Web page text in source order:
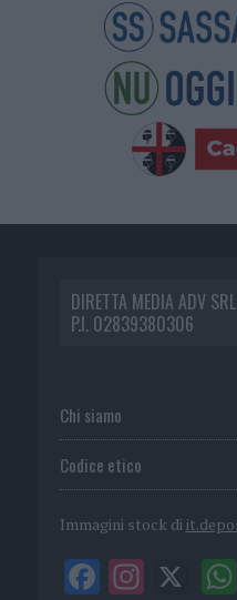
DIRETTA MEDIA ADV SRL
P.I. 02839380306
Chi siamo
Codice etico
Immagini stock di